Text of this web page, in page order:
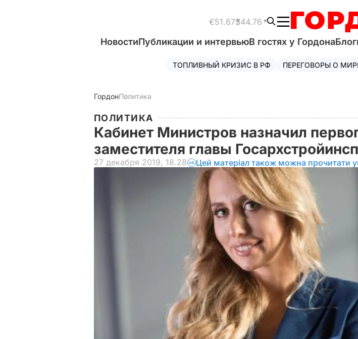
€51.67$44.76
НовостиПубликации и интервьюВ гостях у Гордона
ТОПЛИВНЫЙ КРИЗИС В РФ ПЕРЕГОВОРЫ О
ГордонПолитика
ПОЛИТИКА
Кабинет Министров назначил
заместителя главы
27 декабря 2019, 18.28 Цей матеріал також можна прочитати